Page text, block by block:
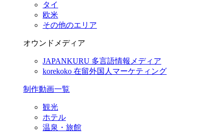
タイ
欧米
その他のエリア
オウンドメディア
JAPANKURU 多言語情報メディア
korekoko 在留外国人マーケティング
制作動画一覧
観光
ホテル
温泉・旅館